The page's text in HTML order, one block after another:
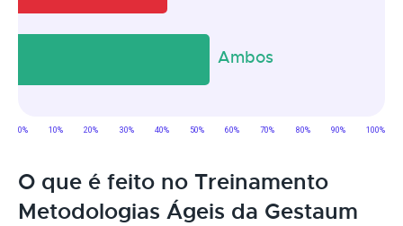
O que é feito no Treinamento
Metodologias Ágeis da Gestaum